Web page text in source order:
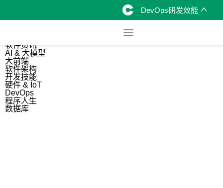
DevOps研发效能
软件资讯
AI & 大模型
大前端
软件架构
开发技能
硬件 & IoT
DevOps
程序人生
数据库